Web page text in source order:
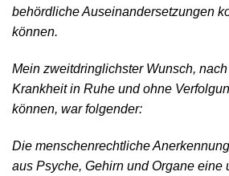
behördliche Auseinandersetzungen
können.
Mein zweitdringlichster Wunsch,
Krankheit in Ruhe und ohne
können, war folgender:
Die menschenrechtliche
aus Psyche, Gehirn und Organe eine